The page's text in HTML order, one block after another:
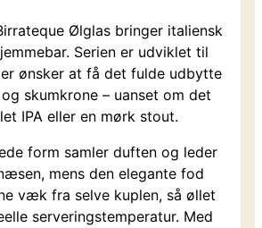
Ølglas bringer italiensk
Serien er udviklet til
ønsker at få det fulde udbytte
skumkrone – uanset om det
IPA eller en mørk stout.
form samler duften og leder
mens den elegante fod
væk fra selve kuplen, så øllet
serveringstemperatur. Med